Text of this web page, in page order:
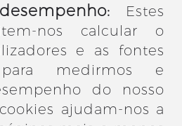
Estes
nos calcular o
e as fontes
medirmos e
do nosso
ajudam-nos a